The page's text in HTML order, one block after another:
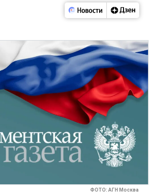
ФОТО: АГН Москва